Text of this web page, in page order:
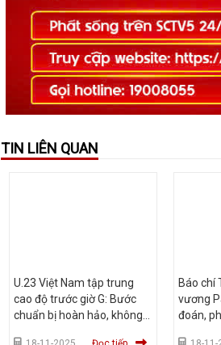
TIN LIÊN QUAN
U.23 Việt Nam tập trung
cao độ trước giờ G: Bước
chuẩn bị hoàn hảo, không
Báo chí
vương
đoán,